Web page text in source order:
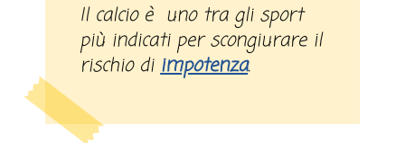
Il calcio è uno tra gli sport
più indicati per scongiurare il
rischio diimpotenza.